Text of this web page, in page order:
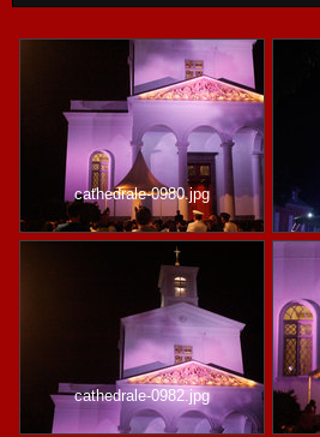
cathedrale-0980.jpg
cathedrale-0982.jpg